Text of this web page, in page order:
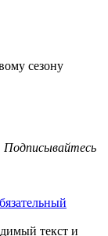
сезону
Подписывайтесь
текст и